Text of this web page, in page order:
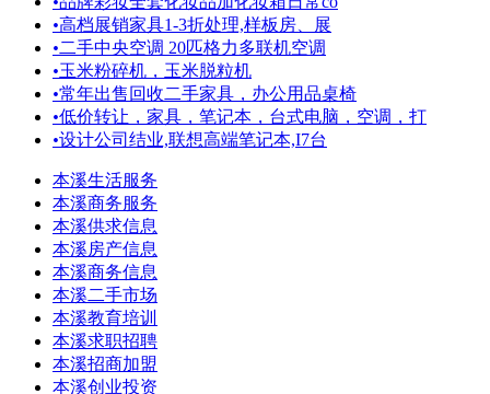
•高档展销家具1-3折处理,样板房、展
•二手中央空调 20匹格力多联机空调
•玉米粉碎机，玉米脱粒机
•常年出售回收二手家具，办公用品桌椅
•低价转让，家具，笔记本，台式电脑，空调，打
•设计公司结业,联想高端笔记本,I7台
本溪生活服务
本溪商务服务
本溪供求信息
本溪房产信息
本溪商务信息
本溪二手市场
本溪教育培训
本溪求职招聘
本溪招商加盟
本溪创业投资